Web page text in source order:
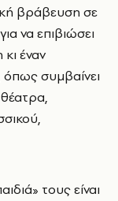
βράβευση σε
να επιβιώσει
έναν
όπως συμβαίνει
τους είναι